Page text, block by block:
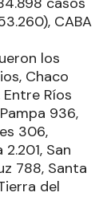
CABA
los
Chaco
Ríos
936,
306,
San
788, Santa
del